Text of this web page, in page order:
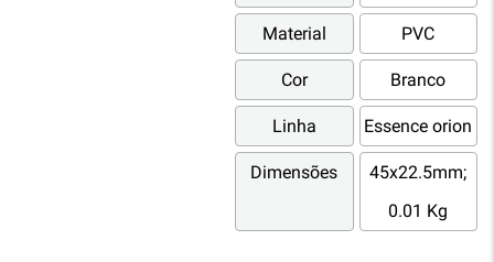
Material PVC
Cor Branco
Linha Essence orion
Dimensões
45x22.5mm;
0.01 Kg